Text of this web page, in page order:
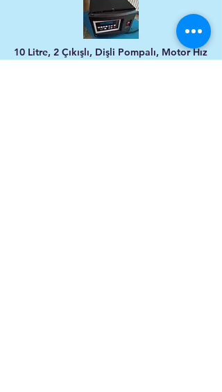
10 Litre, 2 Çıkışlı, Dişli Pompalı, Motor Hız